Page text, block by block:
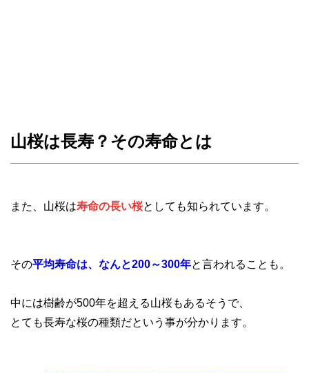
山桜は長寿？その寿命とは
また、山桜は寿命の長い桜としても知られています。
その平均寿命は、なんと200～300年と言われることも。
中には樹齢が500年を超える山桜もあるそうで、
とても長寿な桜の種類だという事が分かります。